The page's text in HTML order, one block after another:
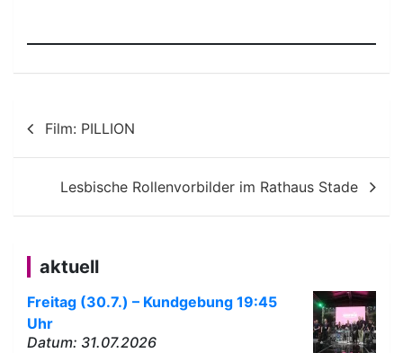
Beitragsnavigation
Film: PILLION
Lesbische Rollenvorbilder im Rathaus Stade
aktuell
Freitag (30.7.) – Kundgebung 19:45
Uhr
Datum: 31.07.2026